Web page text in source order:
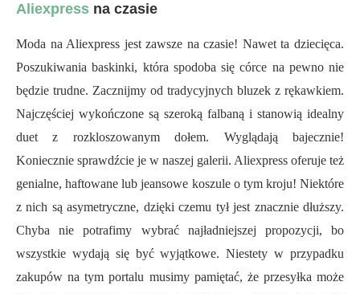
Aliexpress na czasie
Moda na Aliexpress jest zawsze na czasie! Nawet ta dziecięca.
Poszukiwania baskinki, która spodoba się córce na pewno nie
będzie trudne. Zacznijmy od tradycyjnych bluzek z rękawkiem.
Najczęściej wykończone są szeroką falbaną i stanowią idealny
duet z rozkloszowanym dołem. Wyglądają bajecznie!
Koniecznie sprawdźcie je w naszej galerii. Aliexpress oferuje też
genialne, haftowane lub jeansowe koszule o tym kroju! Niektóre
z nich są asymetryczne, dzięki czemu tył jest znacznie dłuższy.
Chyba nie potrafimy wybrać najładniejszej propozycji, bo
wszystkie wydają się być wyjątkowe. Niestety w przypadku
zakupów na tym portalu musimy pamiętać, że przesyłka może